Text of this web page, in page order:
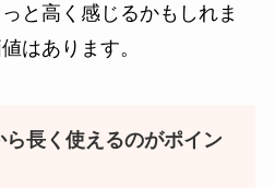
と高く感じるかもしれま
はあります。
ら長く使えるのがポイン